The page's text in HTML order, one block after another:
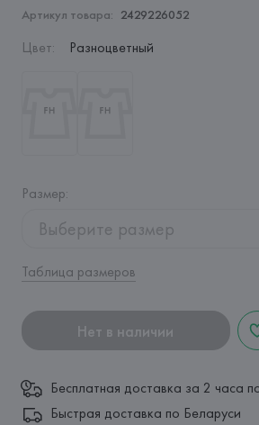
Артикул товара: 2429226052
Цвет: Разноцветный
Размер:
Выберите размер
Таблица размеров
Нет в наличии
Бесплатная доставка за 2 часа
Быстрая доставка по Беларуси